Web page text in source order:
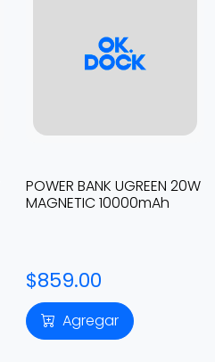
POWER BANK UGREEN 20W
MAGNETIC 10000mAh
$859.00
Agregar